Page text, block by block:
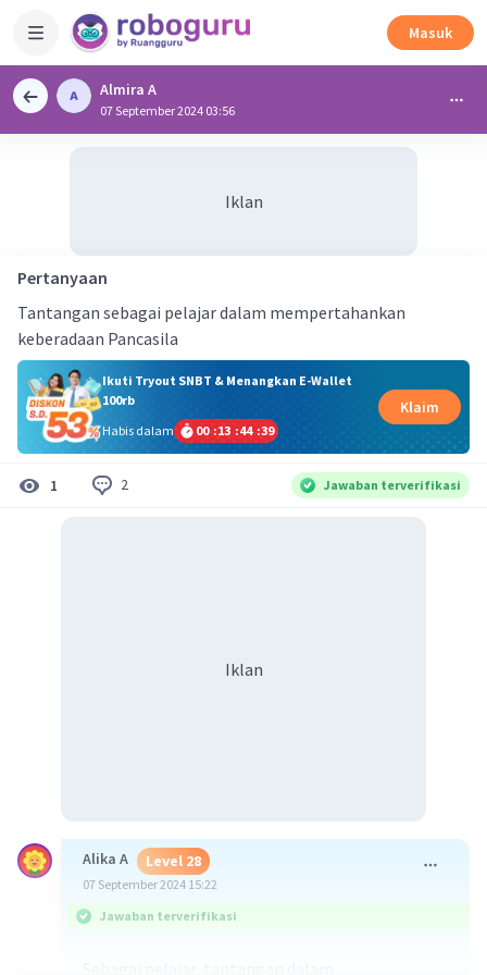
Masuk
Almira A
07 September 2024 03:56
Iklan
Pertanyaan
Tantangan sebagai pelajar dalam mempertahankan
keberadaan Pancasila
Ikuti Tryout SNBT & Menangkan E-Wallet
100rb
Habis dalam
00 :13 :44 :39
Klaim
1 2 Jawaban terverifikasi
Iklan
Alika A Level 28
07 September 2024 15:22
Jawaban terverifikasi